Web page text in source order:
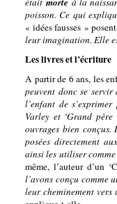
poisson. Ce qui
« idées fausses »
leur imagination. Elle
Les livres et l’écriture
A partir de 6 ans, les
peuvent donc se
l’enfant de
Varley et ‘Grand
ouvrages bien conçus.
posées directement
ainsi les utiliser
même, l’auteur d’un
l’avons conçu comme
leur cheminement vers